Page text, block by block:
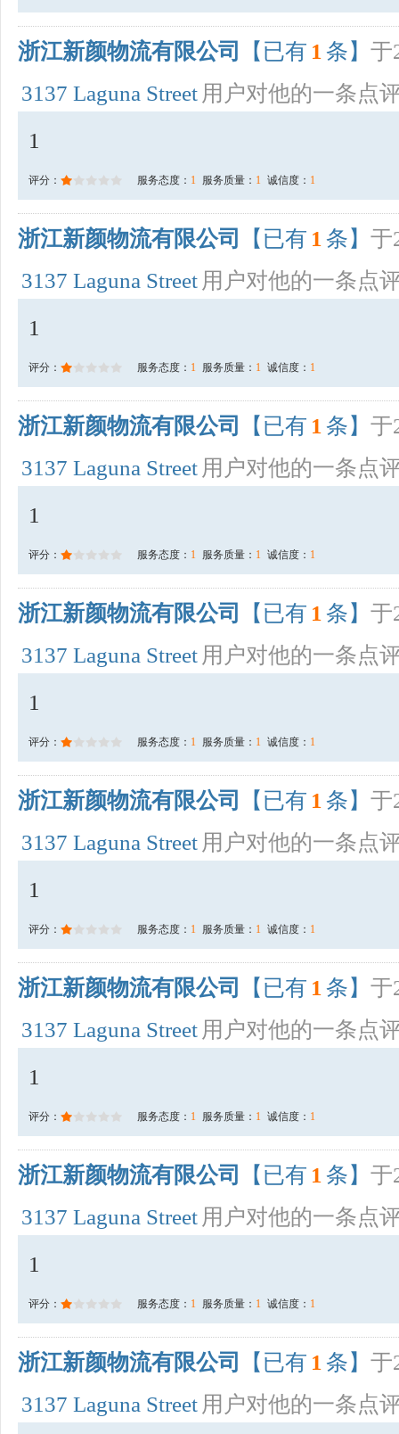
浙江新颜物流有限公司 【已有 1 条】 于
3137 Laguna Street 用户对他的一条点
1
评分： 服务态度： 1 服务质量： 1 诚信度： 1
浙江新颜物流有限公司 【已有 1 条】 于
3137 Laguna Street 用户对他的一条点
1
评分： 服务态度： 1 服务质量： 1 诚信度： 1
浙江新颜物流有限公司 【已有 1 条】 于
3137 Laguna Street 用户对他的一条点
1
评分： 服务态度： 1 服务质量： 1 诚信度： 1
浙江新颜物流有限公司 【已有 1 条】 于
3137 Laguna Street 用户对他的一条点
1
评分： 服务态度： 1 服务质量： 1 诚信度： 1
浙江新颜物流有限公司 【已有 1 条】 于
3137 Laguna Street 用户对他的一条点
1
评分： 服务态度： 1 服务质量： 1 诚信度： 1
浙江新颜物流有限公司 【已有 1 条】 于
3137 Laguna Street 用户对他的一条点
1
评分： 服务态度： 1 服务质量： 1 诚信度： 1
浙江新颜物流有限公司 【已有 1 条】 于
3137 Laguna Street 用户对他的一条点
1
评分： 服务态度： 1 服务质量： 1 诚信度： 1
浙江新颜物流有限公司 【已有 1 条】 于
3137 Laguna Street 用户对他的一条点